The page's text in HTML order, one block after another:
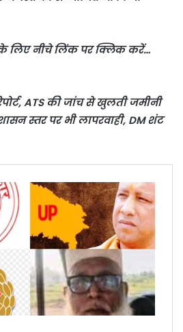
लिए नीचे लिंक पर क्लिक करें…
ATS की जांच से खुलती जमीनी
स्तर पर भी लापरवाही, DM शंट